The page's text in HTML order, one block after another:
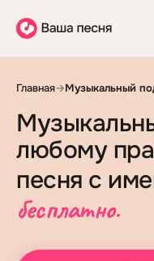
Главная→Музыкальный
любому
песня с
бесплатно.